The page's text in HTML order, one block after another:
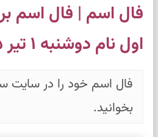
فال اسم | فال اسم
اول نام دوشنبه ۱ تیر ۱۴۰۵
فال اسم خود را در سایت
بخوانید.